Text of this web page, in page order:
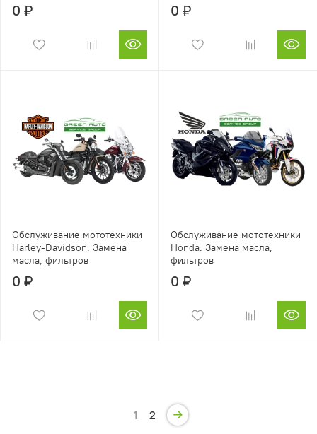
0 ₽ 0 ₽
Обслуживание мототехники
Harley-Davidson. Замена
масла, фильтров
0 ₽
Обслуживание мототехники
Honda. Замена масла,
фильтров
0 ₽
1 2